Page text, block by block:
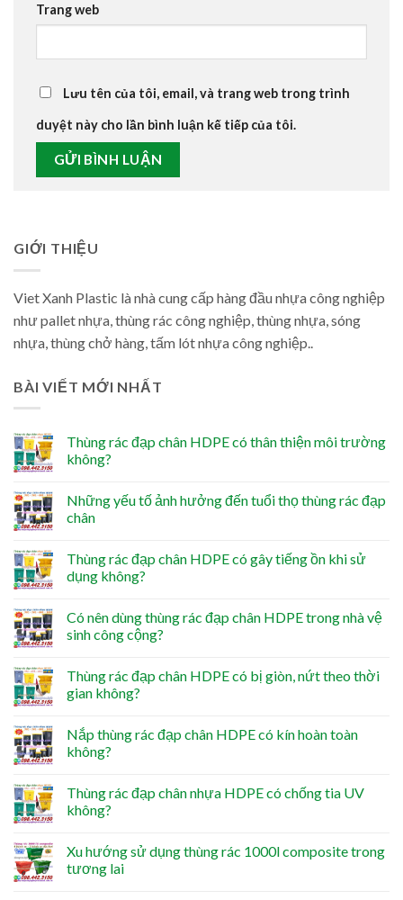
Trang web
Lưu tên của tôi, email, và trang web trong trình
duyệt này cho lần bình luận kế tiếp của tôi.
GIỚI THIỆU
Viet Xanh Plastic là nhà cung cấp hàng đầu nhựa công nghiệp
như pallet nhựa, thùng rác công nghiệp, thùng nhựa, sóng
nhựa, thùng chở hàng, tấm lót nhựa công nghiệp..
BÀI VIẾT MỚI NHẤT
Thùng rác đạp chân HDPE có thân thiện môi trường
không?
Những yếu tố ảnh hưởng đến tuổi thọ thùng rác đạp
chân
Thùng rác đạp chân HDPE có gây tiếng ồn khi sử
dụng không?
Có nên dùng thùng rác đạp chân HDPE trong nhà vệ
sinh công cộng?
Thùng rác đạp chân HDPE có bị giòn, nứt theo thời
gian không?
Nắp thùng rác đạp chân HDPE có kín hoàn toàn
không?
Thùng rác đạp chân nhựa HDPE có chống tia UV
không?
Xu hướng sử dụng thùng rác 1000l composite trong
tương lai